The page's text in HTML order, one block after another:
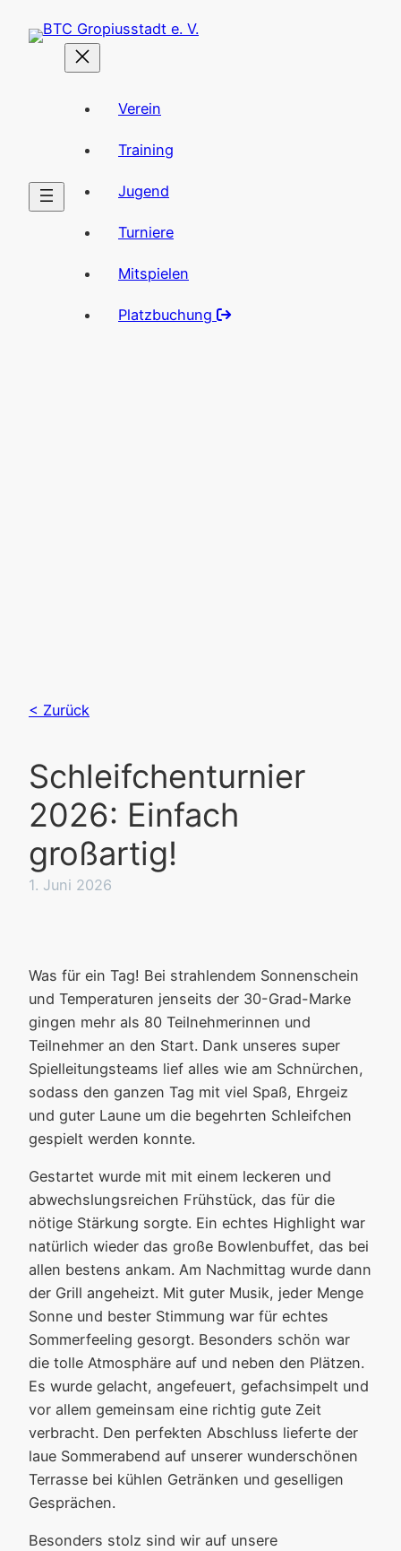
Inhalt
Verein
Training
Jugend
Turniere
Mitspielen
Platzbuchung
< Zurück
Schleifchenturnier
2026: Einfach
großartig!
1. Juni 2026
Was für ein Tag! Bei strahlendem Sonnenschein
und Temperaturen jenseits der 30-Grad-Marke
gingen mehr als 80 Teilnehmerinnen und
Teilnehmer an den Start. Dank unseres super
Spielleitungsteams lief alles wie am Schnürchen,
sodass den ganzen Tag mit viel Spaß, Ehrgeiz
und guter Laune um die begehrten Schleifchen
gespielt werden konnte.
Gestartet wurde mit mit einem leckeren und
abwechslungsreichen Frühstück, das für die
nötige Stärkung sorgte. Ein echtes Highlight war
natürlich wieder das große Bowlenbuffet, das bei
allen bestens ankam. Am Nachmittag wurde dann
der Grill angeheizt. Mit guter Musik, jeder Menge
Sonne und bester Stimmung war für echtes
Sommerfeeling gesorgt. Besonders schön war
die tolle Atmosphäre auf und neben den Plätzen.
Es wurde gelacht, angefeuert, gefachsimpelt und
vor allem gemeinsam eine richtig gute Zeit
verbracht. Den perfekten Abschluss lieferte der
laue Sommerabend auf unserer wunderschönen
Terrasse bei kühlen Getränken und geselligen
Gesprächen.
Besonders stolz sind wir auf unsere